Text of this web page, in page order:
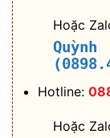
Hoặc
Quỳnh
Hotline:
Hoặc